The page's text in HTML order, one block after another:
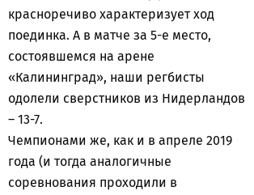
красноречиво характеризует ход
поединка. А в матче за 5-е место,
состоявшемся на арене
«Калининград», наши регбисты
одолели сверстников из Нидерландов
– 13-7.
Чемпионами же, как и в апреле 2019
года (и тогда аналогичные
соревнования проходили в